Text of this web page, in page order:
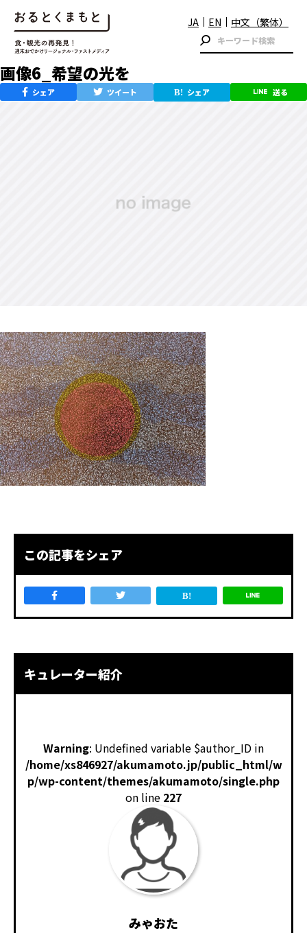
JA EN 中文（繁体）
画像6_希望の光を
シェア ツイート シェア 送る
この記事をシェア
キュレーター紹介
Warning: Undefined variable $author_ID in
/home/xs846927/akumamoto.jp/public_html/w
p/wp-content/themes/akumamoto/single.php
on line 227
みゃおた